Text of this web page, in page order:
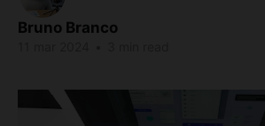
Bruno Branco